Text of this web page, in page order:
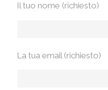
Il tuo nome (richiesto)
La tua email (richiesto)